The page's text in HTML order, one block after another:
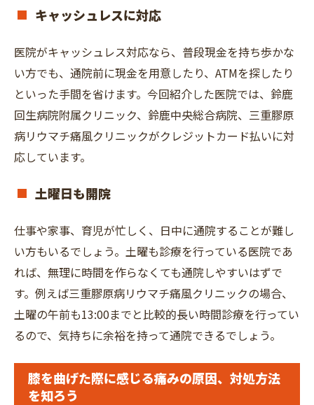
キャッシュレスに対応
医院がキャッシュレス対応なら、普段現金を持ち歩かな
い方でも、通院前に現金を用意したり、ATMを探したり
といった手間を省けます。今回紹介した医院では、鈴鹿
回生病院附属クリニック、鈴鹿中央総合病院、三重膠原
病リウマチ痛風クリニックがクレジットカード払いに対
応しています。
土曜日も開院
仕事や家事、育児が忙しく、日中に通院することが難し
い方もいるでしょう。土曜も診療を行っている医院であ
れば、無理に時間を作らなくても通院しやすいはずで
す。例えば三重膠原病リウマチ痛風クリニックの場合、
土曜の午前も13:00までと比較的長い時間診療を行ってい
るので、気持ちに余裕を持って通院できるでしょう。
膝を曲げた際に感じる痛みの原因、対処方法
を知ろう